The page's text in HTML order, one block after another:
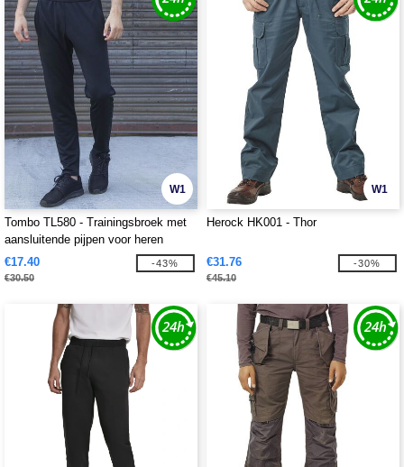
W1
Tombo TL580 - Trainingsbroek met
aansluitende pijpen voor heren
€17.40
€30.50
-43%
W1
Herock HK001 - Thor
€31.76
€45.10
-30%